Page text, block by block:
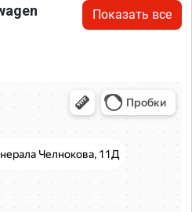
Показать все